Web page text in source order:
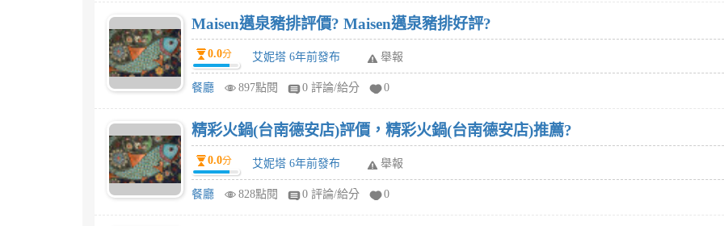
Maisen邁泉豬排評價? Maisen邁泉豬排好評?
0.0分 艾妮塔 6年前發布 舉報
餐廳 897點閱 0 評論/給分 0
精彩火鍋(台南德安店)評價，精彩火鍋(台南德安店)推薦?
0.0分 艾妮塔 6年前發布 舉報
餐廳 828點閱 0 評論/給分 0